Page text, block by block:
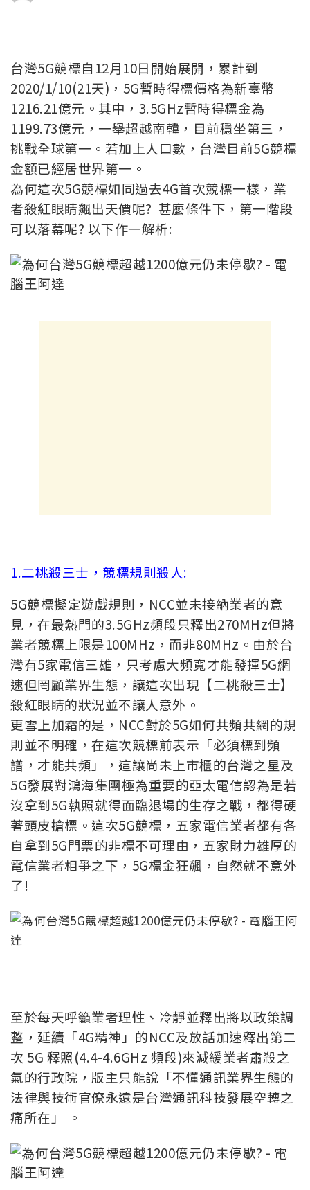
台灣5G競標自12月10日開始展開，累計到
2020/1/10(21天)，5G暫時得標價格為新臺幣
1216.21億元。其中，3.5GHz暫時得標金為
1199.73億元，一舉超越南韓，目前穩坐第三，
挑戰全球第一。若加上人口數，台灣目前5G競標
金額已經居世界第一。
為何這次5G競標如同過去4G首次競標一樣，業
者殺紅眼睛飆出天價呢? 甚麼條件下，第一階段
可以落幕呢? 以下作一解析:
1.二桃殺三士，競標規則殺人:
5G競標擬定遊戲規則，NCC並未接納業者的意
見，在最熱門的3.5GHz頻段只釋出270MHz但將
業者競標上限是100MHz，而非80MHz。由於台
灣有5家電信三雄，只考慮大頻寬才能發揮5G網
速但罔顧業界生態，讓這次出現【二桃殺三士】
殺紅眼睛的狀況並不讓人意外。
更雪上加霜的是，NCC對於5G如何共頻共網的規
則並不明確，在這次競標前表示「必須標到頻
譜，才能共頻」，這讓尚未上市櫃的台灣之星及
5G發展對鴻海集團極為重要的亞太電信認為是若
沒拿到5G執照就得面臨退場的生存之戰，都得硬
著頭皮搶標。這次5G競標，五家電信業者都有各
自拿到5G門票的非標不可理由，五家財力雄厚的
電信業者相爭之下，5G標金狂飆，自然就不意外
了!
至於每天呼籲業者理性、冷靜並釋出將以政策調
整，延續「4G精神」的NCC及放話加速釋出第二
次 5G 釋照(4.4-4.6GHz 頻段)來減緩業者肅殺之
氣的行政院，版主只能說「不懂通訊業界生態的
法律與技術官僚永遠是台灣通訊科技發展空轉之
痛所在」 。